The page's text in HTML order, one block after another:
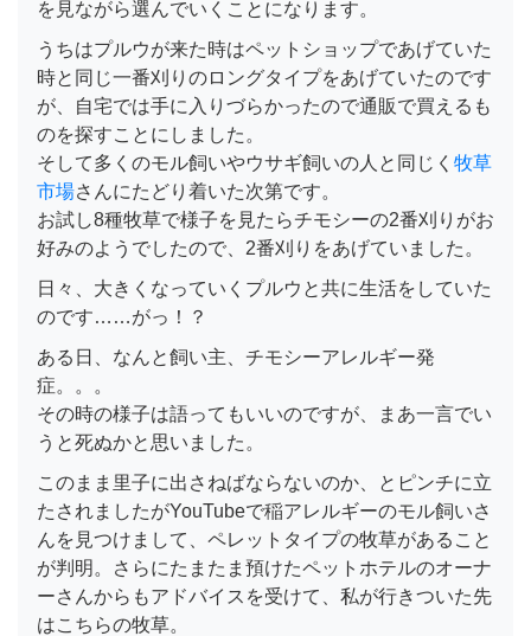
を見ながら選んでいくことになります。
うちはプルウが来た時はペットショップであげていた
時と同じ一番刈りのロングタイプをあげていたのです
が、自宅では手に入りづらかったので通販で買えるも
のを探すことにしました。
そして多くのモル飼いやウサギ飼いの人と同じく 牧草
市場さんにたどり着いた次第です。
お試し8種牧草で様子を見たらチモシーの2番刈りがお
好みのようでしたので、2番刈りをあげていました。
日々、大きくなっていくプルウと共に生活をしていた
のです……がっ！？
ある日、なんと飼い主、チモシーアレルギー発
症。。。
その時の様子は語ってもいいのですが、まあ一言でい
うと死ぬかと思いました。
このまま里子に出さねばならないのか、とピンチに立
たされましたがYouTubeで稲アレルギーのモル飼いさ
んを見つけまして、ペレットタイプの牧草があること
が判明。さらにたまたま預けたペットホテルのオーナ
ーさんからもアドバイスを受けて、私が行きついた先
はこちらの牧草。